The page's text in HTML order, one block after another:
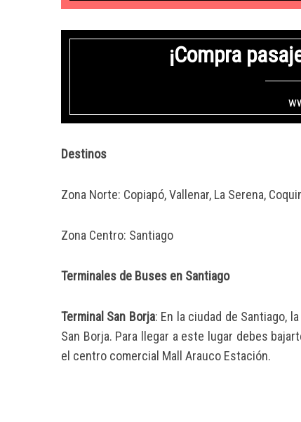
¡Compra
Destinos
Zona Norte: Copiapó, Vallenar, La Serena,
Zona Centro: Santiago
Terminales de Buses en Santiago
Terminal San Borja: En la ciudad de Santiago,
San Borja. Para llegar a este lugar debes
el centro comercial Mall Arauco Estación.